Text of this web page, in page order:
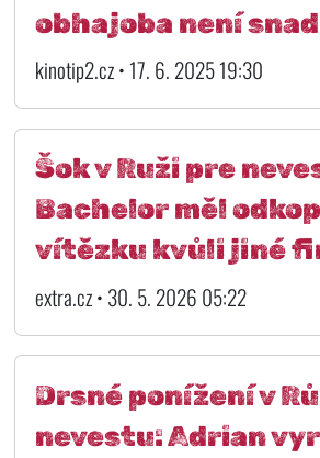
obhajoba není
kinotip2.cz • 17. 6. 2025 19:30
Šok v Ruži pre
Bachelor měl
vítězku kvůli jiné
extra.cz • 30. 5. 2026 05:22
Drsné ponížení v
nevestu: Adrian